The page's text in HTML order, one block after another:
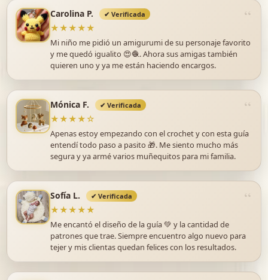
Carolina P. ✔ Verificada
★★★★★
Mi niño me pidió un amigurumi de su personaje favorito
y me quedó igualito 😍🧶. Ahora sus amigas también
quieren uno y ya me están haciendo encargos.
Mónica F. ✔ Verificada
★★★★☆
Apenas estoy empezando con el crochet y con esta guía
entendí todo paso a pasito 🎁. Me siento mucho más
segura y ya armé varios muñequitos para mi familia.
Sofía L. ✔ Verificada
★★★★★
Me encantó el diseño de la guía 💚 y la cantidad de
patrones que trae. Siempre encuentro algo nuevo para
tejer y mis clientas quedan felices con los resultados.